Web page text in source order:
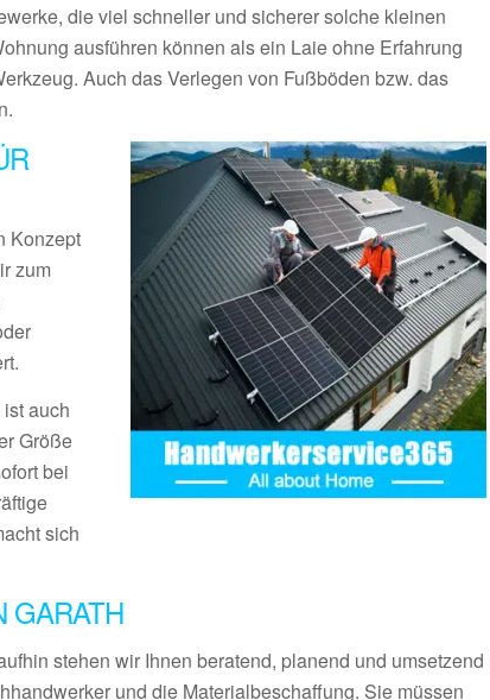
die viel schneller und sicherer solche kleinen
ausführen können als ein Laie ohne Erfahrung
Auch das Verlegen von Fußböden bzw. das
Konzept
zum
auch
Größe
bei
sich
GARATH
stehen wir Ihnen beratend, planend und umsetzend
und die Materialbeschaffung. Sie müssen